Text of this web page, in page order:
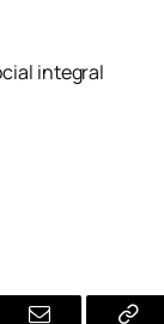
integral